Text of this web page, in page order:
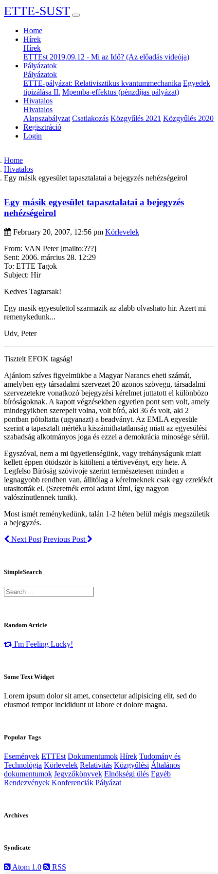
ETTE-SUST
Home
Hírek
Hírek
ETTEst 2019.09.12 - Mi az Idő? (Az előadás videója)
Pályázatok
Pályázatok
ETTE-pályázat: Relativisztikus kvantummechanika Egyedek
tipizálása II. Mpemba-effektus (pénzdíjas pályázat)
Hivatalos
Hivatalos
Alapszabályzat Csatlakozás Közgyűlés 2021 Közgyűlés 2020
Regisztráció
Login
Home
Hivatalos
Egy másik egyesület tapasztalatai a bejegyzés nehézségeirol
Egy másik egyesület tapasztalatai a bejegyzés
nehézségeirol
February 20, 2007, 12:56 pm Körlevelek
From: VAN Peter [mailto:???]
Sent: 2006. március 28. 12:29
To: ETTE Tagok
Subject: Hir
Kedves Tagtarsak!
Egy masik egyesulettol szarmazik az alabb olvashato hir. Azert mi
remenykedunk...
Udv, Peter
Tisztelt EFOK tagság!
Ajánlom szíves figyelmükbe a Magyar Narancs eheti számát,
amelyben egy társadalmi szervezet 20 azonos szövegu, társadalmi
szervezetekre vonatkozó bejegyzési kérelmet juttatott el különbözo
bíróságoknak. A kapott végzésekben egyetlen pont sem volt, amely
mindegyikben szerepelt volna, volt bíró, aki 36 és volt, aki 2
pontban pótoltatta (ugyanazt) a beadványt. Az EMLA egyesüle
szerint a tapasztalt mértéku kiszámithatatlanság miatt az egyesülési
szabadság alkotmányos joga és ezzel a demokrácia minosége sérül.
Egyszóval, nem a mi ügyetlenségünk, vagy trehányságunk miatt
kellett éppen ötödször is kitölteni a tértivevényt, egy hete. A
Legfelso Bíróság szóvivoje szerint természetesen minden a
legnagyobb rendben van, állitólag a kérelmeknek csak egy ezrelékét
utasitották el. (Szeretnék errol adatot látni, így nagyon
valószínutlennek tunik).
Most ismét reménykedünk, talán 1-2 héten belül mégis megszületik
a bejegyzés.
Next Post Previous Post
SimpleSearch
Random Article
I'm Feeling Lucky!
Some Text Widget
Lorem ipsum dolor sit amet, consectetur adipisicing elit, sed do
eiusmod tempor incididunt ut labore et dolore magna.
Popular Tags
Események ETTEst Dokumentumok Hírek Tudomány és
Technológia Körlevelek Relativitás Közgyűlési Általános
dokumentumok Jegyzőkönyvek Elnökségi ülés Egyéb
Rendezvények Konferenciák Pályázat
Archives
Syndicate
Atom 1.0 RSS